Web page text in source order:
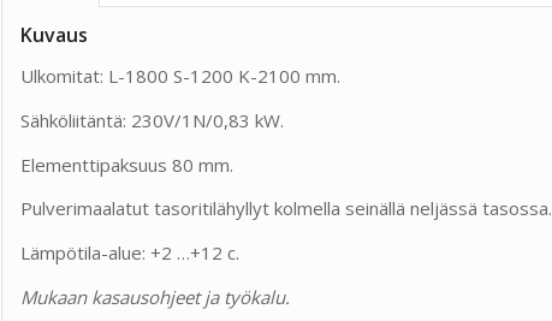
Kuvaus
Ulkomitat: L-1800 S-1200 K-2100 mm.
Sähköliitäntä: 230V/1N/0,83 kW.
Elementtipaksuus 80 mm.
Pulverimaalatut tasoritilähyllyt kolmella seinällä neljässä tasossa.
Lämpötila-alue: +2 …+12 c.
Mukaan kasausohjeet ja työkalu.